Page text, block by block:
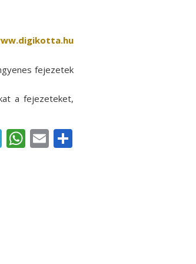
fejezetek
a fejezeteket,
Skype WhatsApp
Email